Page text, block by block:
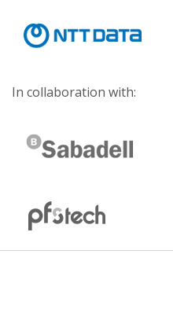
In collaboration with: